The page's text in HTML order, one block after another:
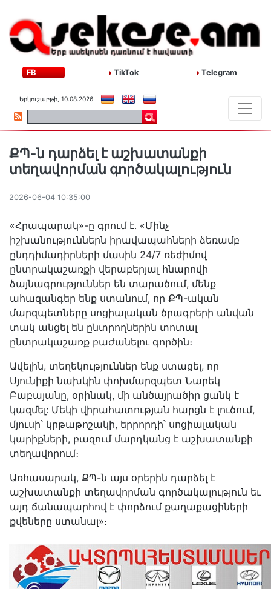
FB TikTok Telegram
Երկուշաբթի, 10.08.2026
ՔՊ-ն դարձել է աշխատանքի
տեղավորման գործակալություն
2026-06-04 10:35:00
«Հրապարակ»-ը գրում է․ «Մինչ
իշխանություններն իրավապահների ձեռամբ
ընդդիմադիրների մասին 24/7 ռեժիմով
ընտրակաշառքի վերաբերյալ հնարովի
ձայնագրություններ են տարածում, մենք
ահազանգեր ենք ստանում, որ ՔՊ-ական
մարզպետները սոցիալական ծրագրերի անվան
տակ անցել են ընտրողներին տոտալ
ընտրակաշառք բաժանելու գործին։
Ավելին, տեղեկություններ ենք ստացել, որ
Սյունիքի նախկին փոխմարզպետ Նարեկ
Բաբայանը, օրինակ, մի անծայրածիր ցանկ է
կազմել: Մեկի վիրահատության հարցն է լուծում,
մյուսի՝ կրթաթոշակի, երրորդի՝ սոցիալական
կարիքների, բազում մարդկանց է աշխատանքի
տեղավորում։
Առհասարակ, ՔՊ-ն այս օրերին դարձել է
աշխատանքի տեղավորման գործակալություն եւ
այդ ճանապարհով է փորձում քաղաքացիների
քվեները ստանալ»։